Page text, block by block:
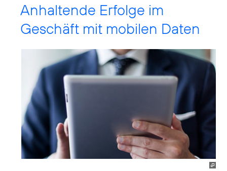
Anhaltende Erfolge im
Geschäft mit mobilen Daten